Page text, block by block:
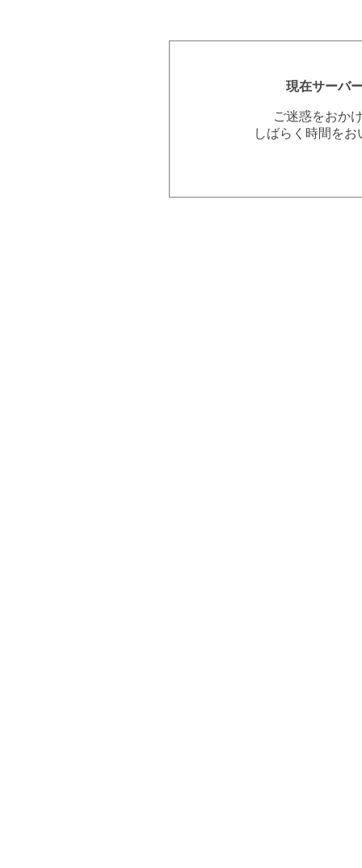
現在サーバ
ご迷惑をおか
しばらく時間を